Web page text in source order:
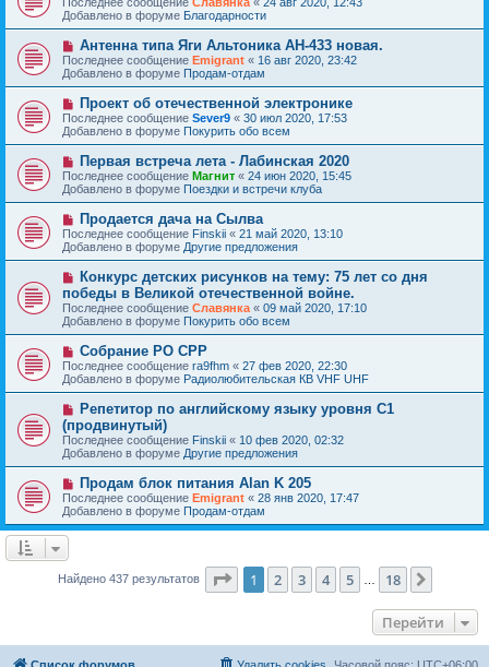
н
и
о
о
б
щ
е
н
и
е
в
о
с
о
о
б
щ
е
н
и
е
Добавлено в форуме Благодарности
Н
о
в
о
е
с
о
о
б
щ
е
н
и
е
Антенна типа Яги Альтоника АН-433 новая.
Последнее сообщение Emigrant « 16 авг 2020, 23:42
Добавлено в форуме Продам-отдам
Н
о
в
о
е
с
о
о
б
щ
е
н
и
е
Проект об отечественной электронике
Последнее сообщение Sever9 « 30 июл 2020, 17:53
Добавлено в форуме Покурить обо всем
Н
о
в
о
е
с
о
о
б
щ
е
н
и
е
Первая встреча лета - Лабинская 2020
Последнее сообщение Магнит « 24 июн 2020, 15:45
Добавлено в форуме Поездки и встречи клуба
Н
о
в
о
е
с
о
о
б
щ
е
и
е
Продается дача на Сылва
Последнее сообщение Finskii « 21 май 2020, 13:10
Добавлено в форуме Другие предложения
Н
о
в
о
е
с
о
о
б
щ
е
н
и
е
Конкурс детских рисунков на тему: 75 лет со дня
победы в Великой отечественной войне.
Последнее сообщение Славянка « 09 май 2020, 17:10
Добавлено в форуме Покурить обо всем
Н
о
в
о
е
с
о
о
б
щ
е
н
и
е
Собрание РО СРР
Последнее сообщение ra9fhm « 27 фев 2020, 22:30
Добавлено в форуме Радиолюбительская КВ VHF UHF
Н
в
о
е
с
о
б
щ
е
Репетитор по английскому языку уровня С1
(продвинутый)
Последнее сообщение Finskii « 10 фев 2020, 02:32
Добавлено в форуме Другие предложения
Н
о
в
о
е
о
б
Продам блок питания Alan K 205
Последнее сообщение Emigrant « 28 янв 2020, 17:47
Добавлено в форуме Продам-отдам
Найдено 437 результатов Страница из 18
1 2 3 4 5 18
Перейти
Список форумов Часовой пояс: UTC+06:00
Удалить cookies